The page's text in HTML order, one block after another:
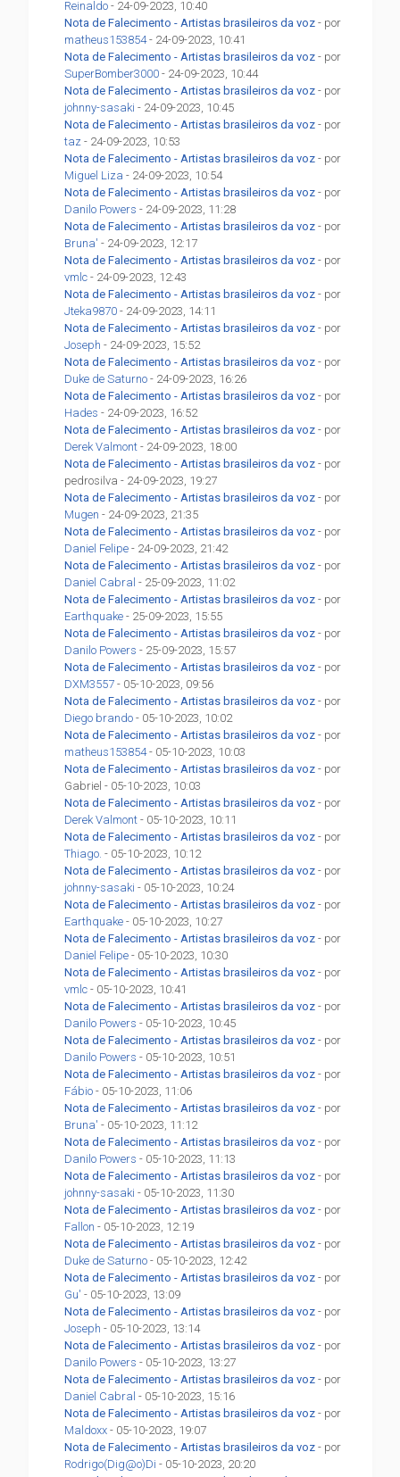
Reinaldo - 24-09-2023, 10:40
Nota de Falecimento - Artistas brasileiros da voz - por
matheus153854- 24-09-2023, 10:41
Nota de Falecimento - Artistas brasileiros da voz - por
SuperBomber3000 - 24-09-2023, 10:44
Nota de Falecimento - Artistas brasileiros da voz - por
johnny-sasaki - 24-09-2023, 10:45
Nota de Falecimento - Artistas brasileiros da voz - por
taz - 24-09-2023, 10:53
Nota de Falecimento - Artistas brasileiros da voz - por
Miguel Liza - 24-09-2023, 10:54
Nota de Falecimento - Artistas brasileiros da voz - por
Danilo Powers - 24-09-2023, 11:28
Nota de Falecimento - Artistas brasileiros da voz - por
Bruna' - 24-09-2023, 12:17
Nota de Falecimento - Artistas brasileiros da voz - por
vmlc - 24-09-2023, 12:43
Nota de Falecimento - Artistas brasileiros da voz - por
Jteka9870 - 24-09-2023, 14:11
Nota de Falecimento - Artistas brasileiros da voz - por
Joseph - 24-09-2023, 15:52
Nota de Falecimento - Artistas brasileiros da voz - por
Duke de Saturno - 24-09-2023, 16:26
Nota de Falecimento - Artistas brasileiros da voz - por
Hades - 24-09-2023, 16:52
Nota de Falecimento - Artistas brasileiros da voz - por
Derek Valmont - 24-09-2023, 18:00
Nota de Falecimento - Artistas brasileiros da voz - por
pedrosilva - 24-09-2023, 19:27
Nota de Falecimento - Artistas brasileiros da voz - por
Mugen - 24-09-2023, 21:35
Nota de Falecimento - Artistas brasileiros da voz - por
Daniel Felipe - 24-09-2023, 21:42
Nota de Falecimento - Artistas brasileiros da voz - por
Daniel Cabral - 25-09-2023, 11:02
Nota de Falecimento - Artistas brasileiros da voz - por
Earthquake - 25-09-2023, 15:55
Nota de Falecimento - Artistas brasileiros da voz - por
Danilo Powers - 25-09-2023, 15:57
Nota de Falecimento - Artistas brasileiros da voz - por
DXM3557 - 05-10-2023, 09:56
Nota de Falecimento - Artistas brasileiros da voz - por
Diego brando - 05-10-2023, 10:02
Nota de Falecimento - Artistas brasileiros da voz - por
matheus153854- 05-10-2023, 10:03
Nota de Falecimento - Artistas brasileiros da voz - por
Gabriel - 05-10-2023, 10:03
Nota de Falecimento - Artistas brasileiros da voz - por
Derek Valmont - 05-10-2023, 10:11
Nota de Falecimento - Artistas brasileiros da voz - por
Thiago. - 05-10-2023, 10:12
Nota de Falecimento - Artistas brasileiros da voz - por
johnny-sasaki - 05-10-2023, 10:24
Nota de Falecimento - Artistas brasileiros da voz - por
Earthquake - 05-10-2023, 10:27
Nota de Falecimento - Artistas brasileiros da voz - por
Daniel Felipe - 05-10-2023, 10:30
Nota de Falecimento - Artistas brasileiros da voz - por
vmlc - 05-10-2023, 10:41
Nota de Falecimento - Artistas brasileiros da voz - por
Danilo Powers - 05-10-2023, 10:45
Nota de Falecimento - Artistas brasileiros da voz - por
Danilo Powers - 05-10-2023, 10:51
Nota de Falecimento - Artistas brasileiros da voz - por
Fábio - 05-10-2023, 11:06
Nota de Falecimento - Artistas brasileiros da voz - por
Bruna' - 05-10-2023, 11:12
Nota de Falecimento - Artistas brasileiros da voz - por
Danilo Powers - 05-10-2023, 11:13
Nota de Falecimento - Artistas brasileiros da voz - por
johnny-sasaki - 05-10-2023, 11:30
Nota de Falecimento - Artistas brasileiros da voz - por
Fallon - 05-10-2023, 12:19
Nota de Falecimento - Artistas brasileiros da voz - por
Duke de Saturno - 05-10-2023, 12:42
Nota de Falecimento - Artistas brasileiros da voz - por
Gu' - 05-10-2023, 13:09
Nota de Falecimento - Artistas brasileiros da voz - por
Joseph - 05-10-2023, 13:14
Nota de Falecimento - Artistas brasileiros da voz - por
Danilo Powers - 05-10-2023, 13:27
Nota de Falecimento - Artistas brasileiros da voz - por
Daniel Cabral - 05-10-2023, 15:16
Nota de Falecimento - Artistas brasileiros da voz - por
Maldoxx - 05-10-2023, 19:07
Nota de Falecimento - Artistas brasileiros da voz - por
Rodrigo(Dig@o)Di - 05-10-2023, 20:20